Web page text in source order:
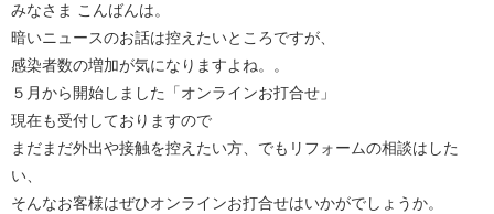
みなさま こんばんは。
暗いニュースのお話は控えたいところですが、
感染者数の増加が気になりますよね。。
５月から開始しました「オンラインお打合せ」
現在も受付しておりますので
まだまだ外出や接触を控えたい方、でもリフォームの相談はした
い、
そんなお客様はぜひオンラインお打合せはいかがでしょうか。